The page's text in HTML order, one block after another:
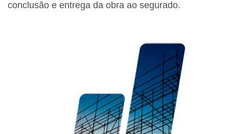
conclusão e entrega da obra ao segurado.